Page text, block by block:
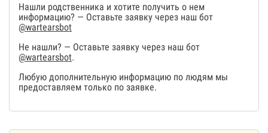
Нашли родственника и хотите получить о нем
информацию? — Оставьте заявку через наш бот
@wartearsbot
Не нашли? — Оставьте заявку через наш бот
@wartearsbot.
Любую дополнительную информацию по людям мы
предоставляем только по заявке.